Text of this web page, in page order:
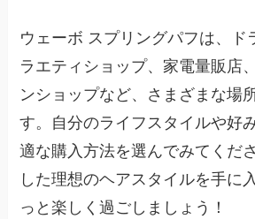
ウェーボ スプリングパフは、ド
ラエティショップ、家電量販店
ンショップなど、さまざまな場
す。自分のライフスタイルや好
適な購入方法を選んでみてくだ
した理想のヘアスタイルを手に
っと楽しく過ごしましょう！